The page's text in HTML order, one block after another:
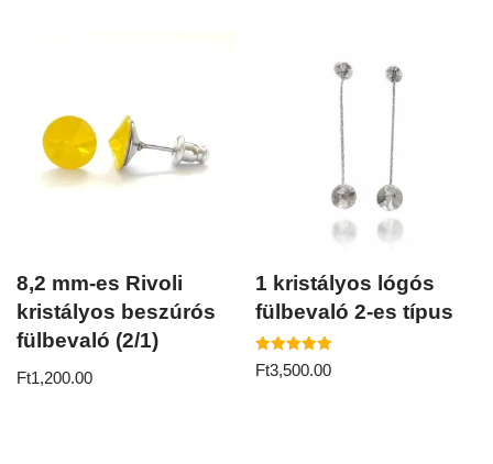
8,2 mm-es Rivoli
kristályos beszúrós
fülbevaló (2/1)
Ft1,200.00
1 kristályos lógós
fülbevaló 2-es típus
Értékelés:
5.00
Ft3,500.00